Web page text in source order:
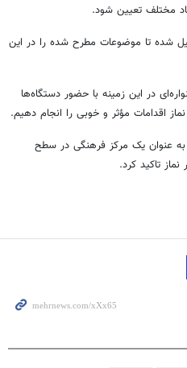
مختلف تعیین شود.
شده تا موضوعات مطرح شده را در این
در این زمینه با حضور دستگاه‌ها
اقدامات مؤثر و خوبی را انجام دهیم.
عنوان یک مرکز فرهنگی در سطح
تاکید کرد.